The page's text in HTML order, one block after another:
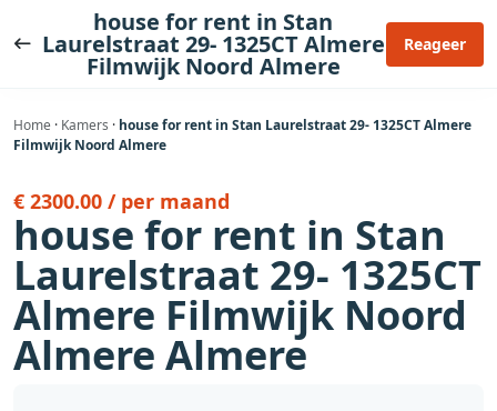
naar
house for rent in Stan
Laurelstraat 29- 1325CT Almere
Filmwijk Noord Almere
Reageer
Home · Kamers · house for rent in Stan Laurelstraat 29- 1325CT Almere
Filmwijk Noord Almere
€ 2300.00 / per maand
house for rent in Stan
Laurelstraat 29- 1325CT
Almere Filmwijk Noord
Almere Almere